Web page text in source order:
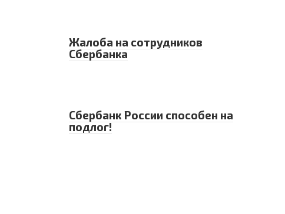
Жалоба на сотрудников
Сбербанка
Сбербанк России способен на
подлог!